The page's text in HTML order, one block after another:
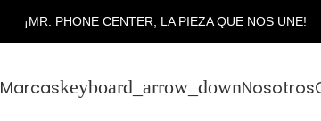
¡MR. PHONE CENTER, LA PIEZA QUE NOS UNE!
Marcas Nosotros